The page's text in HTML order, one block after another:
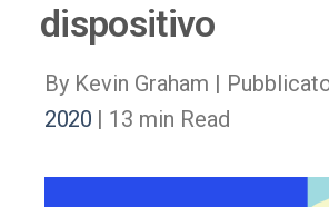
dispositivo
By Kevin Graham |
2020 | 13 min Read